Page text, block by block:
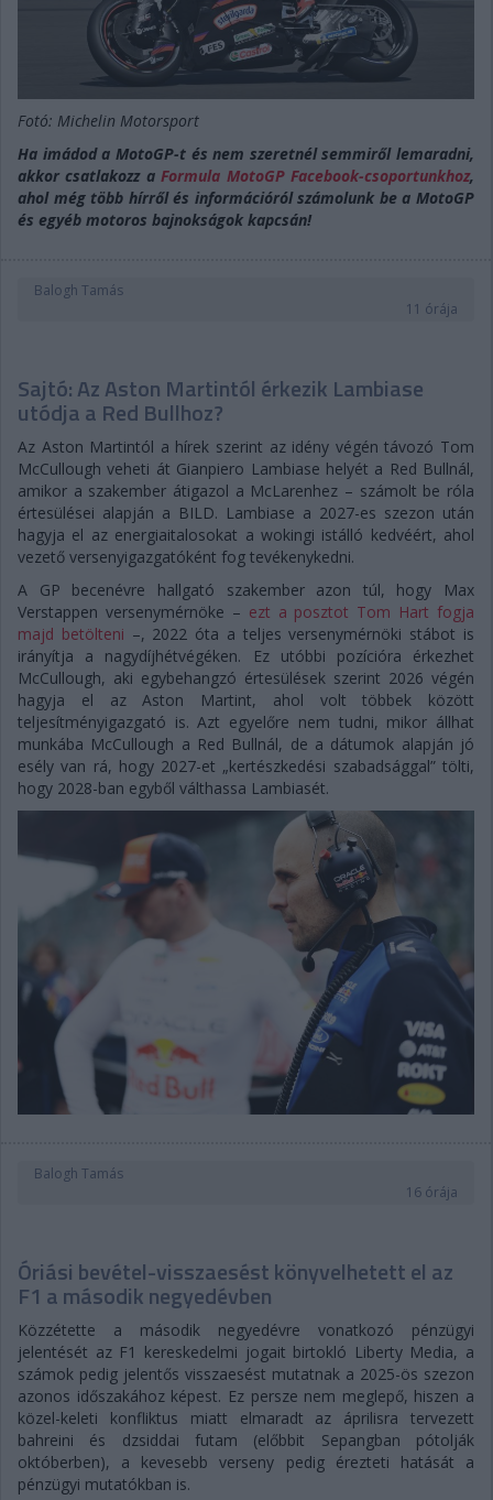
Fotó: Michelin Motorsport
Ha imádod a MotoGP-t és nem szeretnél semmiről lemaradni,
akkor csatlakozz aFormula MotoGP Facebook-csoportunkhoz,
ahol még több hírről és információról számolunk be a MotoGP
és egyéb motoros bajnokságok kapcsán!
Balogh Tamás
11 órája
Sajtó: Az Aston Martintól érkezik Lambiase
utódja a Red Bullhoz?
Az Aston Martintól a hírek szerint az idény végén távozó Tom
McCullough veheti át Gianpiero Lambiase helyét a Red Bullnál,
amikor a szakember átigazol a McLarenhez – számolt be róla
értesülései alapján a BILD. Lambiase a 2027-es szezon után
hagyja el az energiaitalosokat a wokingi istálló kedvéért, ahol
vezető versenyigazgatóként fog tevékenykedni.
A GP becenévre hallgató szakember azon túl, hogy Max
Verstappen versenymérnöke – ezt a posztot Tom Hart fogja
majd betölteni –, 2022 óta a teljes versenymérnöki stábot is
irányítja a nagydíjhétvégéken. Ez utóbbi pozícióra érkezhet
McCullough, aki egybehangzó értesülések szerint 2026 végén
hagyja el az Aston Martint, ahol volt többek között
teljesítményigazgató is. Azt egyelőre nem tudni, mikor állhat
munkába McCullough a Red Bullnál, de a dátumok alapján jó
esély van rá, hogy 2027-et „kertészkedési szabadsággal” tölti,
hogy 2028-ban egyből válthassa Lambiasét.
Balogh Tamás
16 órája
Óriási bevétel-visszaesést könyvelhetett el az
F1 a második negyedévben
Közzétette a második negyedévre vonatkozó pénzügyi
jelentését az F1 kereskedelmi jogait birtokló Liberty Media, a
számok pedig jelentős visszaesést mutatnak a 2025-ös szezon
azonos időszakához képest. Ez persze nem meglepő, hiszen a
közel-keleti konfliktus miatt elmaradt az áprilisra tervezett
bahreini és dzsiddai futam (előbbit Sepangban pótolják
októberben), a kevesebb verseny pedig érezteti hatását a
pénzügyi mutatókban is.